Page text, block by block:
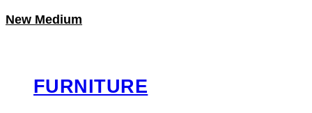
New Medium
FURNITURE